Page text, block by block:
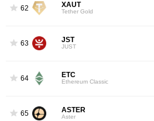
62 XAUT
Tether Gold
63 JST
JUST
64 ETC
Ethereum Classic
65 ASTER
Aster